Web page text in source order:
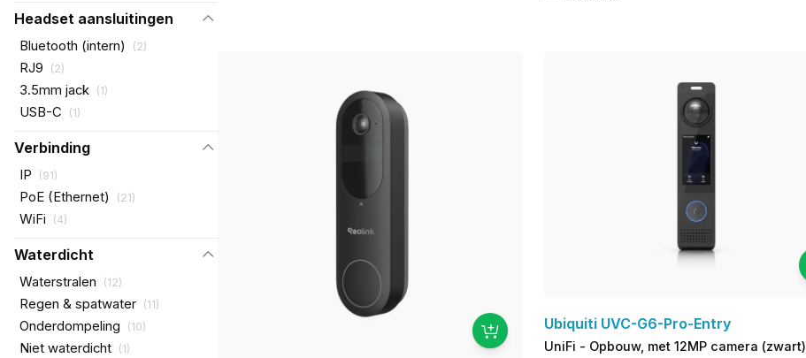
Headset aansluitingen
Bluetooth (intern) (2)
RJ9 (2)
3.5mm jack (1)
USB-C (1)
Verbinding
IP (91)
PoE (Ethernet) (21)
WiFi (4)
Waterdicht
Waterstralen (12)
Regen & spatwater (11)
Onderdompeling (10)
Niet waterdicht (1)
Ubiquiti UVC-G6-Pro-Entry
UniFi - Opbouw, met 12MP camera (zwart)